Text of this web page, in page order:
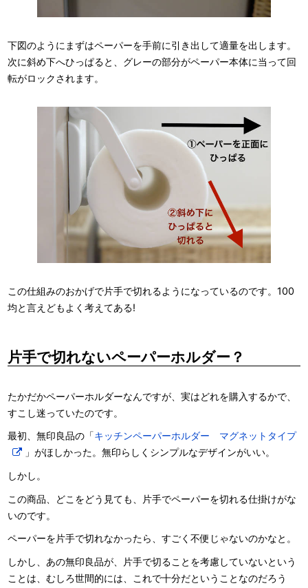
下図のようにまずはペーパーを手前に引き出して適量を出します。
次に斜め下へひっぱると、グレーの部分がペーパー本体に当って回
転がロックされます。
この仕組みのおかげで片手で切れるようになっているのです。100
均と言えどもよく考えてある!
片手で切れないペーパーホルダー？
たかだかペーパーホルダーなんですが、実はどれを購入するかで、
すこし迷っていたのです。
最初、無印良品の「キッチンペーパーホルダー マグネットタイプ
」がほしかった。無印らしくシンプルなデザインがいい。
しかし。
この商品、どこをどう見ても、片手でペーパーを切れる仕掛けがな
いのです。
ペーパーを片手で切れなかったら、すごく不便じゃないのかなと。
しかし、あの無印良品が、片手で切ることを考慮していないという
ことは、むしろ世間的には、これで十分だということなのだろう